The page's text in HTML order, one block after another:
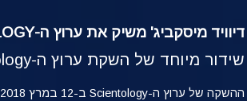
דיוויד מיסקביג' משיק את ערוץ ה-SCIENTOLOGY
שידור מיוחד של השקת ערוץ ה-Scientology